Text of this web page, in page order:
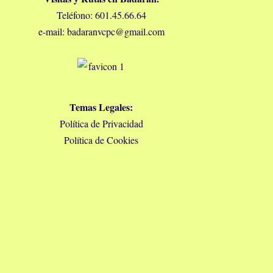
Teléfono: 601.45.66.64
e-mail: badaranvcpc@gmail.com
Temas Legales:
Política de Privacidad
Política de Cookies